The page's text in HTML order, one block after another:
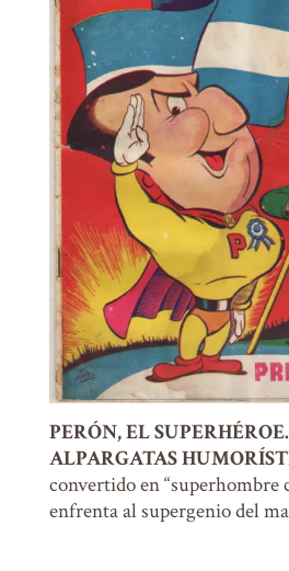
PERÓN, EL
ALPARGATAS
convertido en “superhombre
enfrenta al supergenio del